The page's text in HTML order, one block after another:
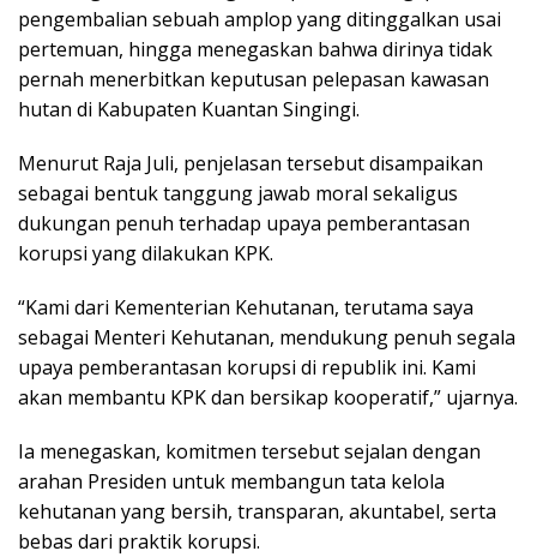
pengembalian sebuah amplop yang ditinggalkan usai
pertemuan, hingga menegaskan bahwa dirinya tidak
pernah menerbitkan keputusan pelepasan kawasan
hutan di Kabupaten Kuantan Singingi.
Menurut Raja Juli, penjelasan tersebut disampaikan
sebagai bentuk tanggung jawab moral sekaligus
dukungan penuh terhadap upaya pemberantasan
korupsi yang dilakukan KPK.
“Kami dari Kementerian Kehutanan, terutama saya
sebagai Menteri Kehutanan, mendukung penuh segala
upaya pemberantasan korupsi di republik ini. Kami
akan membantu KPK dan bersikap kooperatif,” ujarnya.
Ia menegaskan, komitmen tersebut sejalan dengan
arahan Presiden untuk membangun tata kelola
kehutanan yang bersih, transparan, akuntabel, serta
bebas dari praktik korupsi.